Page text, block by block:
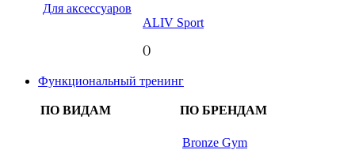
Для аксессуаров
ALIV Sport
()
Функциональный тренинг
ПО ВИДАМ ПО БРЕНДАМ
Bronze Gym